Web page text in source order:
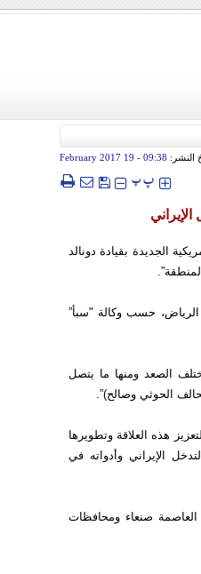
النشر: 09:38
- 19 February 2017
‍‍‍ پپ
الجديدة بقيادة دونالد
الرياض، حسب وكالة "سبأ”
الصعد ومنها ما يتصل
الحوثي وصالح)”.
هذه العلاقة وتطويرها
الإيراني وأدواته في
صنعاء ومحافظات